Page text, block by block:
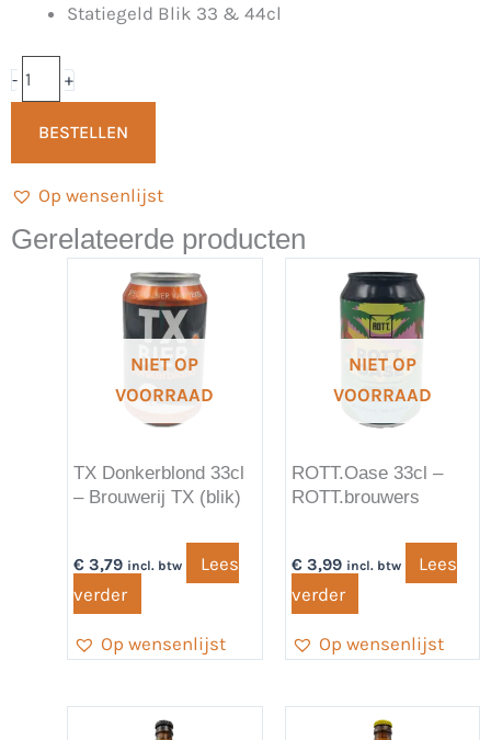
Statiegeld Blik 33 & 44cl
-
Tripel
-
Jelster
B1ER
aantal
+
BESTELLEN
Op wensenlijst
Gerelateerde producten
NIET OP
VOORRAAD
TX Donkerblond 33cl
– Brouwerij TX (blik)
€ 3,79 incl. btw
Lees
verder
Op wensenlijst
NIET OP
VOORRAAD
ROTT.Oase 33cl –
ROTT.brouwers
€3,99 incl. btw
Lees
verder
Op wensenlijst